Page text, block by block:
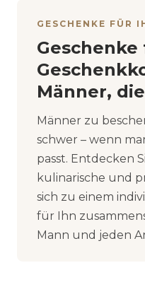
GESCHENKE FÜR
Geschenke
Männer,
Männer zu
schwer – wenn
passt. Entdecken
kulinarische und
sich zu einem
für Ihn
Mann und jeden